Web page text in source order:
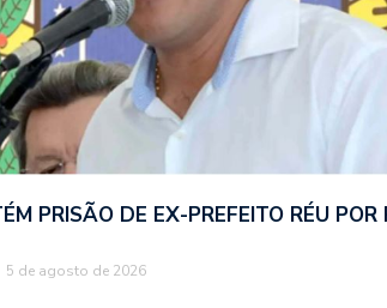
PRISÃO DE EX-PREFEITO RÉU POR
5 de agosto de 2026